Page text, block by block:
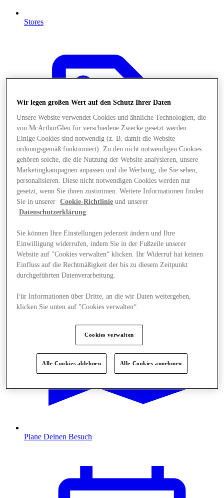
Stores
Angebote
Plane Deinen Besuch
Wir legen großen Wert auf den Schutz Ihrer Daten
Unsere Website verwendet Cookies und ähnliche Technologien, die
von McArthurGlen für verschiedene Zwecke gesetzt werden.
Einige Cookies sind notwendig (z. B. damit die Website
ordnungsgemäß funktioniert). Zu den nicht notwendigen Cookies
gehören solche, die die Nutzung der Website analysieren, unsere
Marketingkampagnen anpassen und die Werbung, die Sie sehen,
personalisieren. Diese nicht notwendigen Cookies werden nur
gesetzt, wenn Sie ihnen zustimmen. Weitere Informationen finden
Sie in unserer
Cookie-Richtlinie und unserer
Datenschutzerklärung.
Sie können Ihre Einstellungen jederzeit ändern und Ihre
Einwilligung widerrufen, indem Sie in der Fußzeile unserer
Website auf "Cookies verwalten“ klicken. Ihr Widerruf hat keinen
Einfluss auf die Rechtmäßigkeit der bis zu diesem Zeitpunkt
durchgeführten Datenverarbeitung.
Für Informationen über Dritte, an die wir Daten weitergeben,
klicken Sie unten auf "Cookies verwalten“.
Cookies verwalten
Alle Cookies ablehnen Alle Cookies annehmen